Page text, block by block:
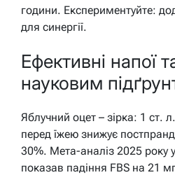
години. Експериментуйте:
для синергії.
Ефективні напої
науковим
Яблучний оцет – зірка: 1 ст.
перед їжею знижує
30%. Мета-аналіз 2025 року
показав падіння FBS на 21